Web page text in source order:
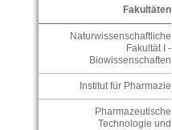
Fakultäten
Naturwissenschaftliche
Fakultät I -
Biowissenschaften
Institut für Pharmazie
Pharmazeutische
Technologie und